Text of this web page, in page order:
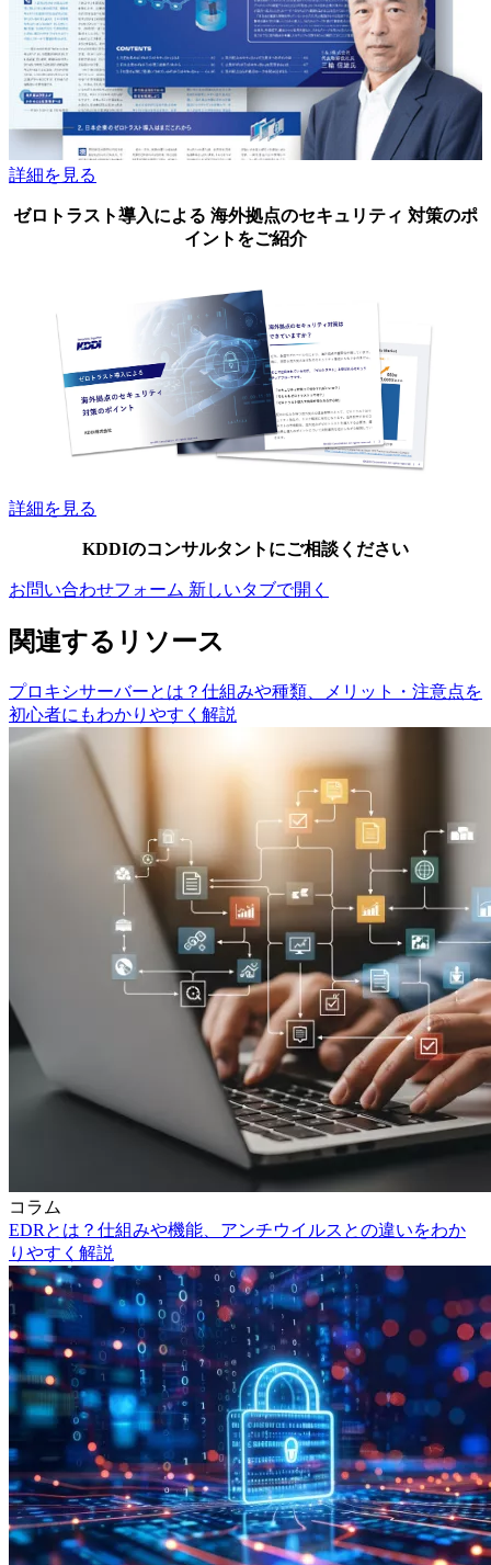
詳細を見る
ゼロトラスト導入による 海外拠点のセキュリティ 対策のポ
イントをご紹介
詳細を見る
KDDIのコンサルタントにご相談ください
お問い合わせフォーム 新しいタブで開く
関連するリソース
プロキシサーバーとは？仕組みや種類、メリット・注意点を
初心者にもわかりやすく解説
コラム
EDRとは？仕組みや機能、アンチウイルスとの違いをわか
りやすく解説